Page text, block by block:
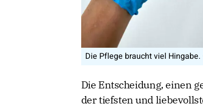
Die Pflege braucht viel
Die Entscheidung, einen
der tiefsten und